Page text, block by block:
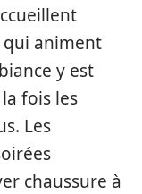
qui animent
y est
fois les
Les
chaussure à